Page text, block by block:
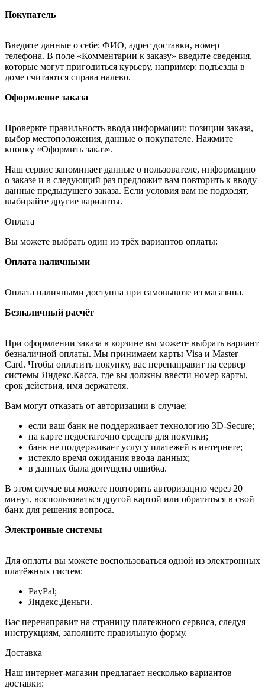
Покупатель
Введите данные о себе: ФИО, адрес доставки, номер
телефона. В поле «Комментарии к заказу» введите сведения,
которые могут пригодиться курьеру, например: подъезды в
доме считаются справа налево.
Оформление заказа
Проверьте правильность ввода информации: позиции заказа,
выбор местоположения, данные о покупателе. Нажмите
кнопку «Оформить заказ».
Наш сервис запоминает данные о пользователе, информацию
о заказе и в следующий раз предложит вам повторить к вводу
данные предыдущего заказа. Если условия вам не подходят,
выбирайте другие варианты.
Оплата
Вы можете выбрать один из трёх вариантов оплаты:
Оплата наличными
Оплата наличными доступна при самовывозе из магазина.
Безналичный расчёт
При оформлении заказа в корзине вы можете выбрать вариант
безналичной оплаты. Мы принимаем карты Visa и Master
Card. Чтобы оплатить покупку, вас перенаправит на сервер
системы Яндекс.Касса, где вы должны ввести номер карты,
срок действия, имя держателя.
Вам могут отказать от авторизации в случае:
если ваш банк не поддерживает технологию 3D-Secure;
на карте недостаточно средств для покупки;
банк не поддерживает услугу платежей в интернете;
истекло время ожидания ввода данных;
в данных была допущена ошибка.
В этом случае вы можете повторить авторизацию через 20
минут, воспользоваться другой картой или обратиться в свой
банк для решения вопроса.
Электронные системы
Для оплаты вы можете воспользоваться одной из электронных
платёжных систем:
PayPal;
Яндекс.Деньги.
Вас перенаправит на страницу платежного сервиса, следуя
инструкциям, заполните правильную форму.
Доставка
Наш интернет-магазин предлагает несколько вариантов
доставки: